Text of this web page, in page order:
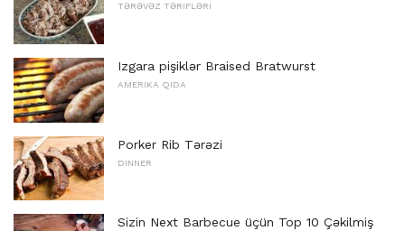
TƏRƏVƏZ TƏRIFLƏRI
Izgara pişiklər Braised Bratwurst
AMERIKA QIDA
Porker Rib Tərəzi
DINNER
Sizin Next Barbecue üçün Top 10 Çəkilmiş